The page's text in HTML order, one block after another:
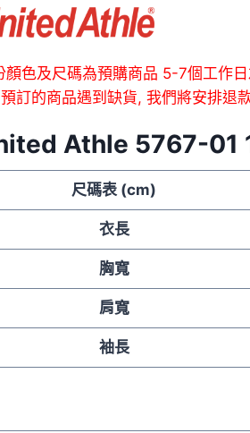
顏色及尺碼為預購商品 5-7個工作
訂的商品遇到缺貨, 我們將安排退
Athle 5767-01
尺碼表 (cm)
衣長
胸寬
肩寬
袖長